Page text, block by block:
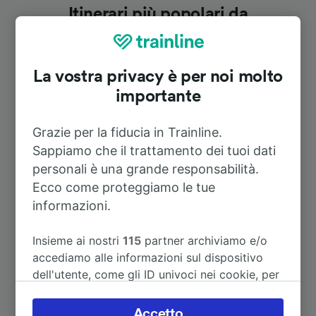
Itinerari più popolari da
Angermünde
Durata
A Berlino
A Berlino Centrale 48m
A Berlin Gesundbrunnen
A Aeroporto Berlino Schönefeld 1h 18m
La vostra privacy è per noi molto
importante
Grazie per la fiducia in Trainline.
Sappiamo che il trattamento dei tuoi dati
personali è una grande responsabilità.
Ecco come proteggiamo le tue
informazioni.
Insieme ai nostri115 partner archiviamo e/o
accediamo alle informazioni sul dispositivo
dell'utente, come gli ID univoci nei cookie, per
accettare o gestire le proprie scelte facendo